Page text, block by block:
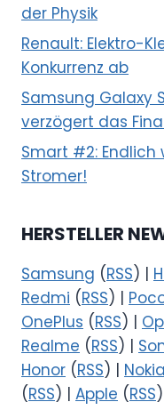
der Physik
Renault: Elektro-
Konkurrenz ab
Samsung Galaxy
verzögert das
Smart #2:
Stromer!
HERSTELLER
Samsung (RSS) |
Redmi (RSS) |
OnePlus (RSS) |
Realme (RSS) |
Honor (RSS) | Nokia
(RSS) | Apple (RSS)